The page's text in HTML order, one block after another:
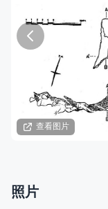
查看图片
照片